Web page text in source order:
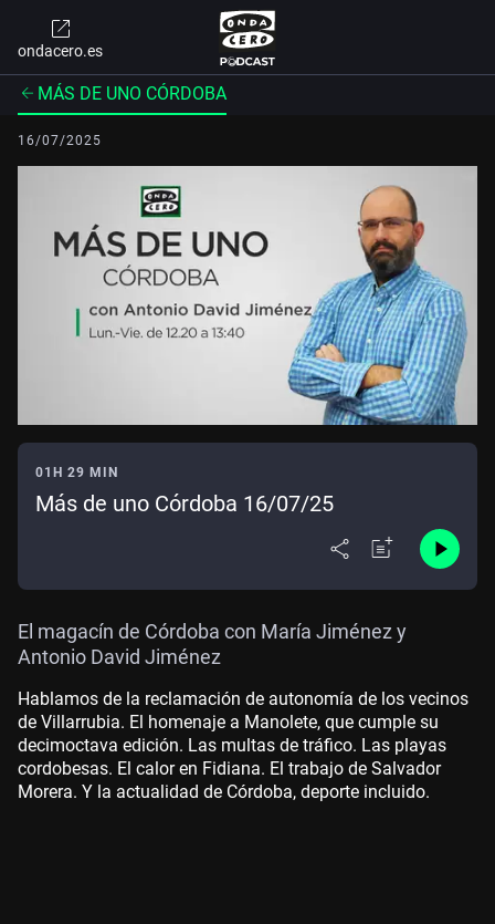
ondacero.es
MÁS DE UNO CÓRDOBA
16/07/2025
01H 29 MIN
Más de uno Córdoba 16/07/25
El magacín de Córdoba con María Jiménez y
Antonio David Jiménez
Hablamos de la reclamación de autonomía de los vecinos
de Villarrubia. El homenaje a Manolete, que cumple su
decimoctava edición. Las multas de tráfico. Las playas
cordobesas. El calor en Fidiana. El trabajo de Salvador
Morera. Y la actualidad de Córdoba, deporte incluido.